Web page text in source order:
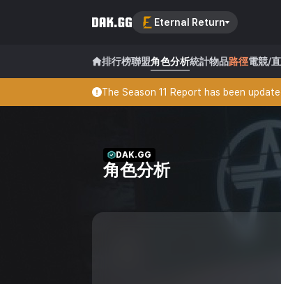
Eternal Return
排行榜聯盟角色分析統計物品路徑電競/
The Season 11 Report has been
DAK.GG
角色分析